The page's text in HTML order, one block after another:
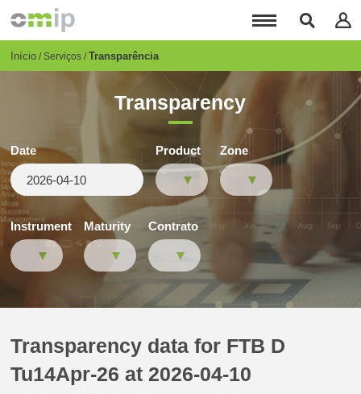
para
conteúdo
Breadcrumb
Início Serviços Transparência
Transparency
Date Product Zone
Instrument Maturity Contrato
Transparency data for FTB D
Tu14Apr-26 at 2026-04-10